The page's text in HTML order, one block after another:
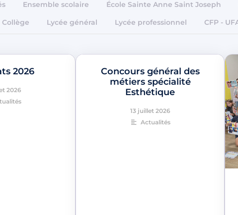
Ensemble scolaire École Sainte Anne Saint Joseph
Collège
Lycée général Lycée professionnel CFP -
2026
2026
Concours général des
métiers spécialité
Esthétique
13 juillet 2026
Actualités